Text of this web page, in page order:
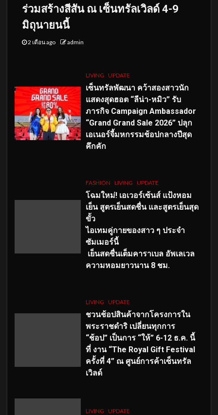
ร่วมสร้างสีสัน ณ เซ็นทรัลเวิลด์ 4-9
มิถุนายนนี้
2 เดือน ago admin
LIVING UPDATE
เซ็นทรัลพัฒนา คว้าสองสาวนัก
แสดงสุดฮอต “ลีน่า-หมิว” รับ
ภารกิจ Campaign Ambassador
“Grand Grand Sale 2026” ปลุก
เอเนอร์จี้มหกรรมช้อปกลางปีสุด
คึกคัก
FASHION LIVING UPDATE
โฉมใหม่! เอเวอร์เซ้นส์ แป้งหอม
เย็น สูตรเย็นสดชื่น และสูตรเย็นสุด
ขั้ว
ไอเทมคู่กายของสาว ๆ ประจำ
ซัมเมอร์นี้
เย็นสดชื่นเต็มคาราเบล อัพเลเวล
ความหอมยาวนาน 8 ชม.
LIVING UPDATE
ชวนช้อปสินค้าจากโครงการใน
พระราชดำริ เปลี่ยนทุกการ
“ช้อป” เป็นการ “ให้” 6-12 ธ.ค. นี้
ที่ งาน “The Royal Gift Festival
ครั้งที่ 4” ณ ศูนย์การค้าเซ็นทรัล
เวิลด์
LIVING UPDATE